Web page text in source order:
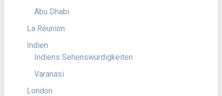
Abu Dhabi
La Réunion
Indien
Indiens Sehenswürdigkeiten
Varanasi
London